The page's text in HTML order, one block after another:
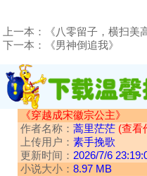
上一本：
《八零留子，横扫美
下一本：
《男神倒追我》
《穿越成宋徽宗公主》
作者名称： 蒿里茫茫 (查看
上传用户： 素手挽歌
更新时间： 2026/7/6
小说大小： 8.97 MB